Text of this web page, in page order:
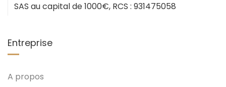
SAS au capital de 1000€, RCS : 931475058
Entreprise
A propos